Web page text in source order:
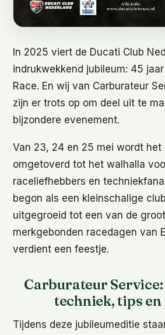
In 2025 viert de Ducati Club
indrukwekkend jubileum: 45
Race. En wij van Carburateur
zijn er trots op om deel uit te
bijzondere evenement.
Van 23, 24 en 25 mei wordt het
omgetoverd tot het walhalla
raceliefhebbers en
begon als een kleinschalige
uitgegroeid tot een van de
merkgebonden racedagen van
verdient een feestje.
Carburateur
techniek, tips
Tijdens deze jubileumeditie